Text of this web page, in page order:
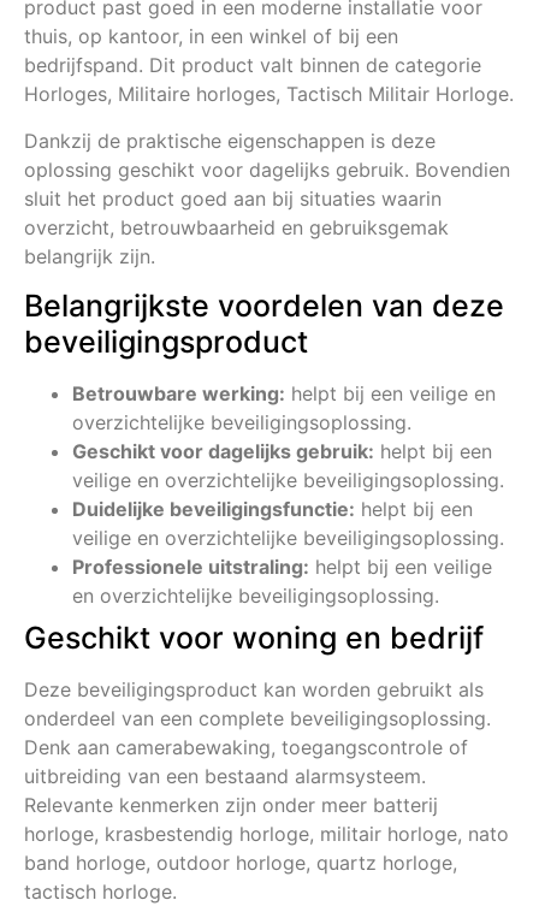
product past goed in een moderne installatie voor
thuis, op kantoor, in een winkel of bij een
bedrijfspand. Dit product valt binnen de categorie
Horloges, Militaire horloges, Tactisch Militair Horloge.
Dankzij de praktische eigenschappen is deze
oplossing geschikt voor dagelijks gebruik. Bovendien
sluit het product goed aan bij situaties waarin
overzicht, betrouwbaarheid en gebruiksgemak
belangrijk zijn.
Belangrijkste voordelen van deze
beveiligingsproduct
Betrouwbare werking: helpt bij een veilige en
overzichtelijke beveiligingsoplossing.
Geschikt voor dagelijks gebruik: helpt bij een
veilige en overzichtelijke beveiligingsoplossing.
Duidelijke beveiligingsfunctie: helpt bij een
veilige en overzichtelijke beveiligingsoplossing.
Professionele uitstraling: helpt bij een veilige
en overzichtelijke beveiligingsoplossing.
Geschikt voor woning en bedrijf
Deze beveiligingsproduct kan worden gebruikt als
onderdeel van een complete beveiligingsoplossing.
Denk aan camerabewaking, toegangscontrole of
uitbreiding van een bestaand alarmsysteem.
Relevante kenmerken zijn onder meer batterij
horloge, krasbestendig horloge, militair horloge, nato
band horloge, outdoor horloge, quartz horloge,
tactisch horloge.